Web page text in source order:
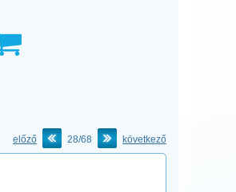
előző 28/68 következő